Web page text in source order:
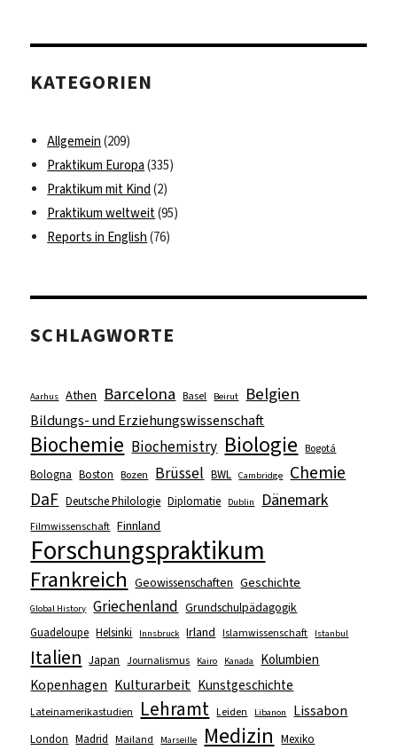
KATEGORIEN
Allgemein (209)
Praktikum Europa (335)
Praktikum mit Kind (2)
Praktikum weltweit(95)
Reports in English (76)
SCHLAGWORTE
Aarhus Athen Barcelona Basel Beirut Belgien
Bildungs- und Erziehungswissenschaft
Biochemie Biochemistry Biologie Bogotá
Bologna Boston Bozen Brüssel BWL Cambridge Chemie
DaF Deutsche Philologie Diplomatie Dublin Dänemark
Filmwissenschaft Finnland
Forschungspraktikum
Frankreich Geowissenschaften Geschichte
Global History Griechenland Grundschulpädagogik
Guadeloupe Helsinki Innsbruck Irland Islamwissenschaft Istanbul
Italien Japan Journalismus Kairo Kanada Kolumbien
Kopenhagen Kulturarbeit Kunstgeschichte
Lateinamerikastudien Lehramt Leiden Libanon Lissabon
London Madrid Mailand Marseille Medizin Mexiko